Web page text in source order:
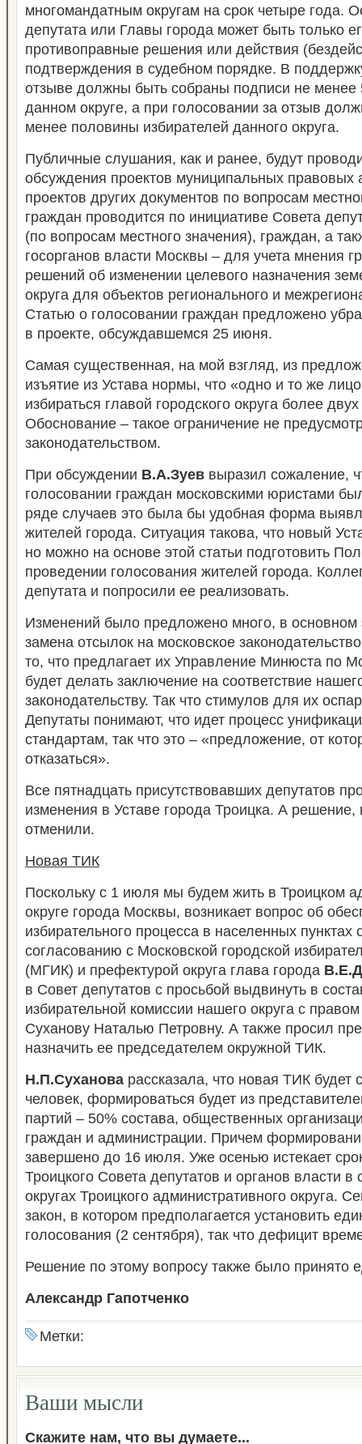
многомандатным округам на срок четыре года.
депутата или Главы города может быть только
противоправные решения или действия
подтверждения в судебном порядке. В
отзыве должны быть собраны подписи не менее
данном округе, а при голосовании за отзыв
менее половины избирателей данного округа.
Публичные слушания, как и ранее, будут
обсуждения проектов муниципальных правовых
проектов других документов по вопросам
граждан проводится по инициативе Совета
(по вопросам местного значения), граждан, а
госорганов власти Москвы – для учета мнения
решений об изменении целевого назначения
округа для объектов регионального и
Статью о голосовании граждан предложено
в проекте, обсуждавшемся 25 июня.
Самая существенная, на мой взгляд, из
изъятие из Устава нормы, что «одно и то же
избираться главой городского округа более
Обоснование – такое ограничение не
законодательством.
При обсуждении В.А.Зуев выразил сожаление,
голосовании граждан московскими юристами
ряде случаев это была бы удобная форма
жителей города. Ситуация такова, что новый
но можно на основе этой статьи подготовить
проведении голосования жителей города.
депутата и попросили ее реализовать.
Изменений было предложено много, в основном
замена отсылок на московское
то, что предлагает их Управление Минюста по
будет делать заключение на соответствие
законодательству. Так что стимулов для их
Депутаты понимают, что идет процесс
стандартам, так что это – «предложение, от
отказаться».
Все пятнадцать присутствовавших депутатов
изменения в Уставе города Троицка. А
отменили.
Новая ТИК
Поскольку с 1 июля мы будем жить в Троицком
округе города Москвы, возникает вопрос об
избирательного процесса в населенных пунктах
согласованию с Московской городской
(МГИК) и префектурой округа глава города
в Совет депутатов с просьбой выдвинуть в
избирательной комиссии нашего округа с
Суханову Наталью Петровну. А также просил
назначить ее председателем окружной ТИК.
Н.П.Суханова рассказала, что новая ТИК будет
человек, формироваться будет из
партий – 50% состава, общественных
граждан и администрации. Причем
завершено до 16 июля. Уже осенью истекает
Троицкого Совета депутатов и органов власти в
округах Троицкого административного округа.
закон, в котором предполагается установить
голосования (2 сентября), так что дефицит
Решение по этому вопросу также было принято
Александр Гапотченко
Метки:
Ваши мысли
Скажите нам, что вы думаете...